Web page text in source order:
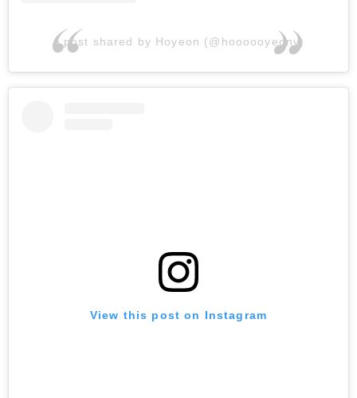
A post shared by Hoyeon (@hoooooyeony)
View this post on Instagram